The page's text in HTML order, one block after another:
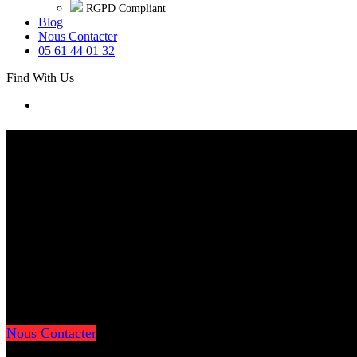
RGPD Compliant
Blog
Nous Contacter
05 61 44 01 32
Find With Us
Nous Contacter